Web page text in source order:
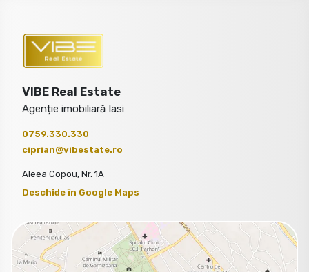
VIBE Real Estate
Agenție imobiliară Iasi
0759.330.330
ciprian@vibestate.ro
Aleea Copou, Nr. 1A
Deschide în Google Maps